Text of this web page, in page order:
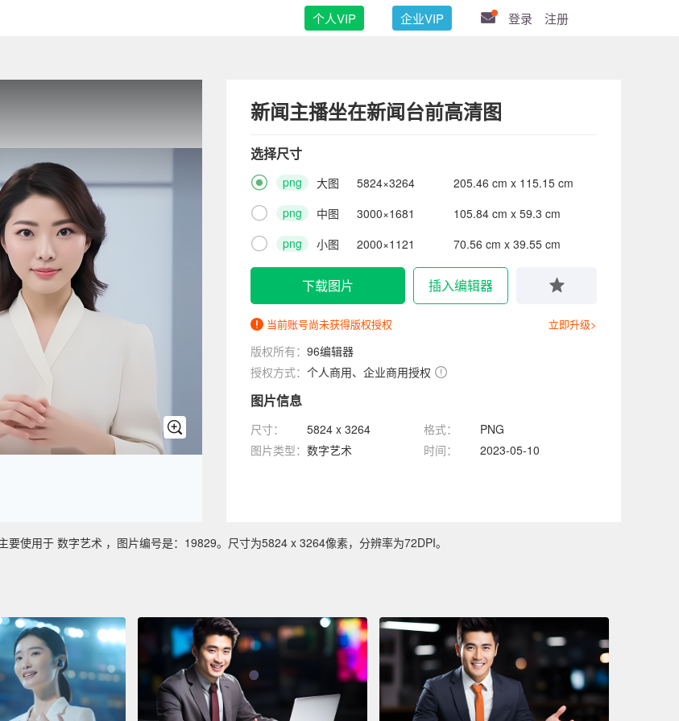
个人VIP 企业VIP 登录 注册
新闻主播坐在新闻台前高清图
选择尺寸
 png 大图 5824×3264 205.46 cm x 115.15 cm
 png 中图 3000×1681 105.84 cm x 59.3 cm
 png 小图 2000×1121 70.56 cm x 39.55 cm
下载图片 插入编辑器
当前账号尚未获得版权授权 立即升级>
版权所有： 96编辑器
授权方式： 个人商用、企业商用授权
图片信息
尺寸： 5824 x 3264 格式：
PNG
图片类型： 数字艺术 时间： 2023-05-10
使用于 数字艺术 ，图片编号是：19829。尺寸为5824 x 3264像素，分辨率为72DPI。